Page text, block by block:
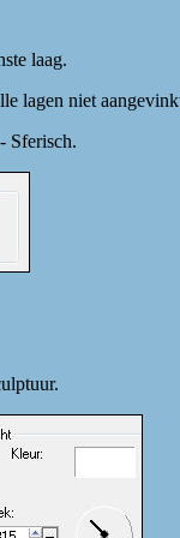
laag.
lagen niet
Sferisch.